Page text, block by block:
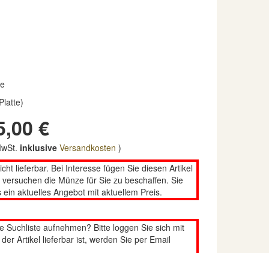
€
inklusive Versandkosten )
lieferbar. Bei Interesse fügen Sie diesen Artikel
die Münze für Sie zu beschaffen. Sie
aktuelles Angebot mit aktuellem Preis.
Suchliste aufnehmen? Bitte loggen Sie sich mit
Artikel lieferbar ist, werden Sie per Email